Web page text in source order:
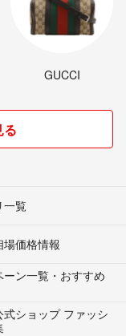
GUCCI
る
一覧
場価格情報
ーン一覧・おすすめ
式ショップ ファッシ